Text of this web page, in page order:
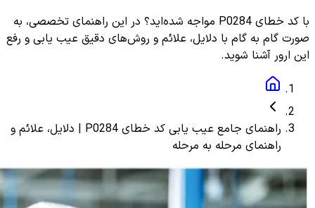
با کد خطای P0284 مواجه شده‌اید؟ در این راهنمای تخصصی، به
صورت گام به گام با دلایل، علائم و روش‌های دقیق عیب یابی و رفع
این ارور آشنا شوید.
راهنمای جامع عیب یابی کد خطای P0284 | دلایل، علائم و
راهنمای مرحله به مرحله